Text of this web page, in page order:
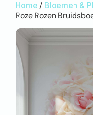
Home / Bloemen &
Roze Rozen